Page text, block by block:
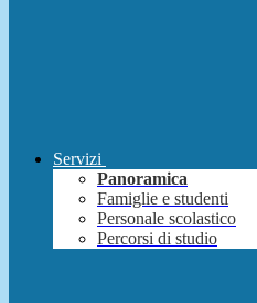
Servizi
Panoramica
Famiglie e studenti
Personale scolastico
Percorsi di studio